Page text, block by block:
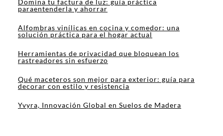
Domina tu factura de luz: guía práctica
paraentenderla y ahorrar
Alfombras vinílicas en cocina y comedor: una
solución práctica para el hogar actual
Herramientas de privacidad que bloquean los
rastreadores sin esfuerzo
Qué maceteros son mejor para exterior: guía para
decorar con estilo y resistencia
Yvyra, Innovación Global en Suelos de Madera